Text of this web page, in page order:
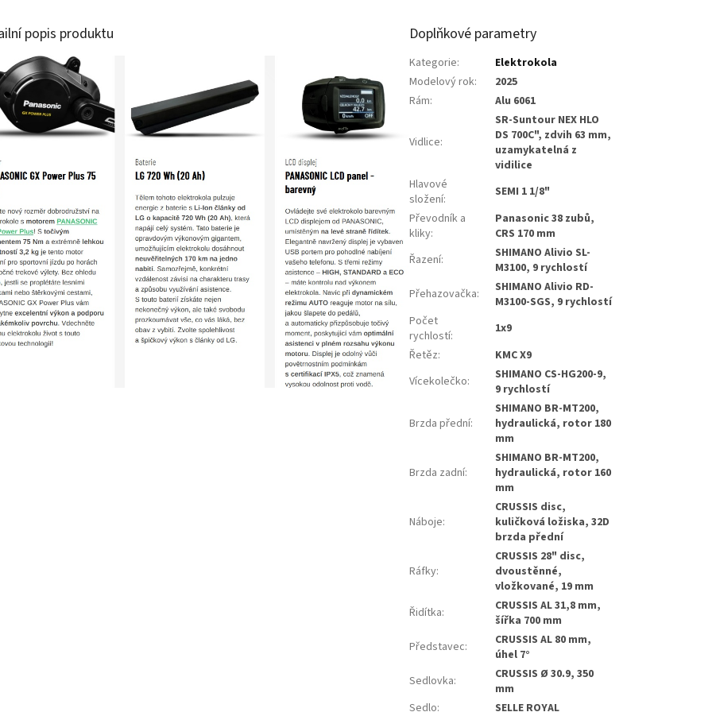
popis produktu Doplňkové parametry
Kategorie:
Elektrokola
Modelový rok:
2025
Rám: Alu 6061
Vidlice:
SR-Suntour NEX HLO
DS 700C", zdvih 63 mm,
uzamykatelná z
vidilice
Hlavové
složení:
SEMI 1 1/8"
Převodník a
kliky:
Panasonic 38 zubů,
CRS 170 mm
Řazení:
SHIMANO Alivio SL-
M3100, 9 rychlostí
Přehazovačka:
SHIMANO Alivio RD-
M3100-SGS, 9 rychlostí
Počet
rychlostí:
1x9
Řetěz:
KMC X9
Vícekolečko:
SHIMANO CS-HG200-9,
9 rychlostí
Brzda přední:
SHIMANO BR-MT200,
hydraulická, rotor 180
mm
Brzda zadní:
SHIMANO BR-MT200,
hydraulická, rotor 160
mm
Náboje:
CRUSSIS disc,
kuličková ložiska, 32D
brzda přední
Ráfky:
CRUSSIS 28" disc,
dvoustěnné,
vložkované, 19 mm
Řidítka:
CRUSSIS AL 31,8 mm,
šířka 700 mm
Představec:
CRUSSIS AL 80 mm,
úhel 7°
Sedlovka:
CRUSSIS Ø 30.9, 350
mm
Sedlo: SELLE ROYAL